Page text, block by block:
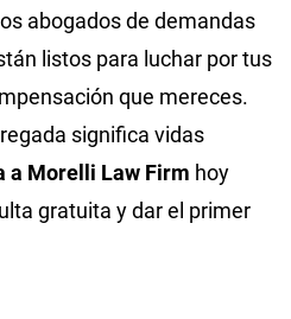
abogados de demandas
listos para luchar por tus
que mereces.
significa vidas
a Morelli Law Firm hoy
gratuita y dar el primer